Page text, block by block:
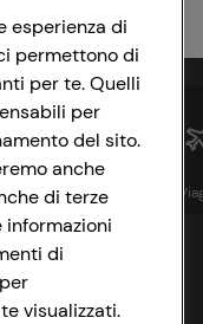
Istituzionale
esperienza di
permettono di
per te. Quelli
per
del sito.
anche
di terze
di
visualizzati.